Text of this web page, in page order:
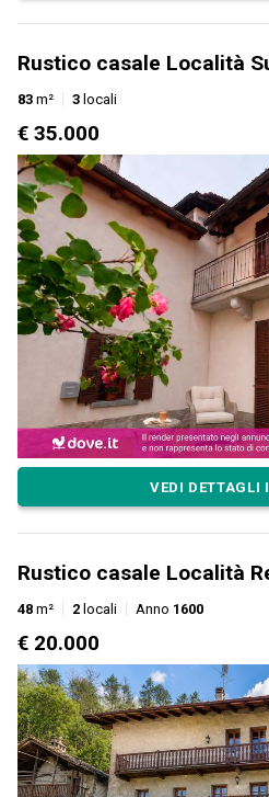
Rustico casale Località
83 m² 3 locali
€ 35.000
VEDI DETTAGLI
Rustico casale Località
48 m² 2 locali Anno 1600
€ 20.000